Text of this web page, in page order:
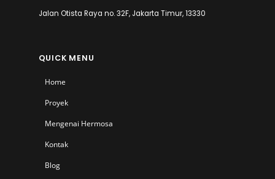
Jalan Otista Raya no. 32F, Jakarta Timur, 13330
QUICK MENU
Home
Proyek
Mengenai Hermosa
Kontak
Blog